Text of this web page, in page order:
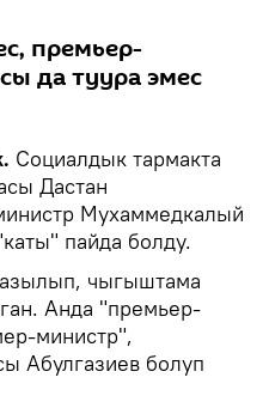
премьер-
да туура эмес
Социалдык тармакта
Дастан
Мухаммедкалый
пайда болду.
чыгыштама
Анда "премьер-
министр",
Абулгазиев болуп